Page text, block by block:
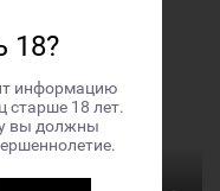
18?
информацию
старше 18 лет.
вы должны